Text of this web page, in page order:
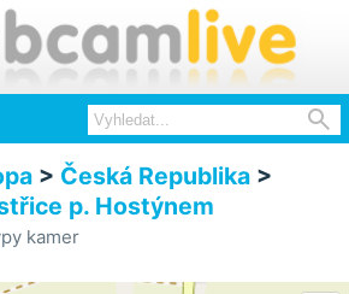

> Česká Republika >
p. Hostýnem
kamer